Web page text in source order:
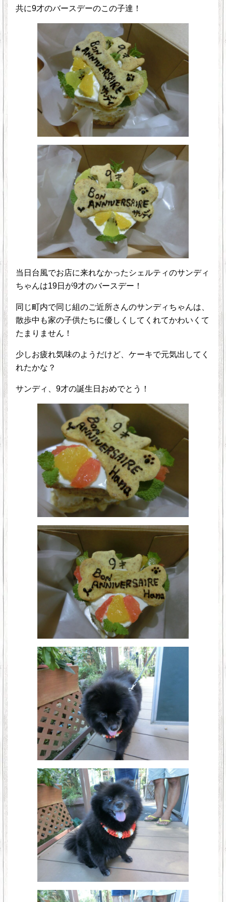
共に9才のバースデーのこの子達！
当日台風でお店に来れなかったシェルティのサンディ
ちゃんは19日が9才のバースデー！
同じ町内で同じ組のご近所さんのサンディちゃんは、
散歩中も家の子供たちに優しくしてくれてかわいくて
たまりません！
少しお疲れ気味のようだけど、ケーキで元気出してく
れたかな？
サンディ、9才の誕生日おめでとう！